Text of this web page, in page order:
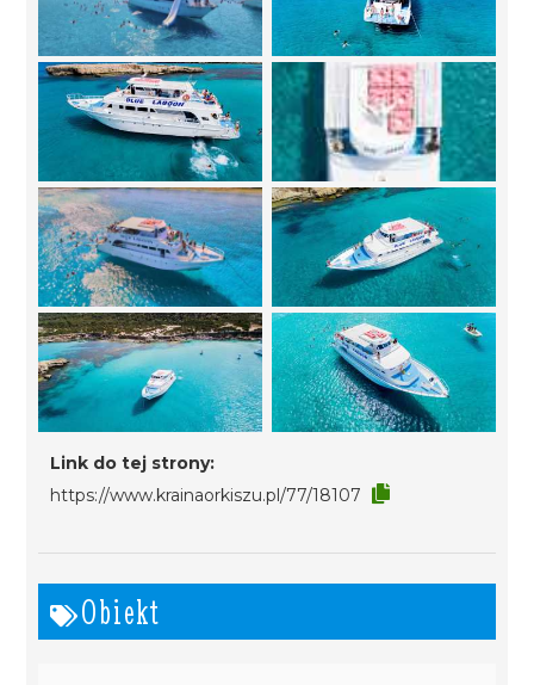
Link do tej strony:
https://www.krainaorkiszu.pl/77/18107
Obiekt